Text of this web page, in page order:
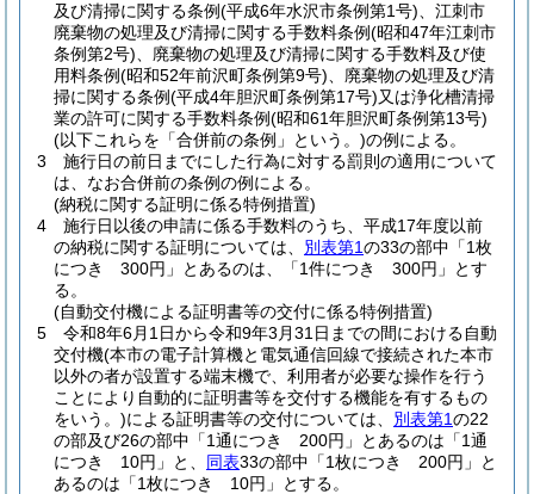
及び清掃に関する条例(平成6年水沢市条例第1号) 、江刺市
廃棄物の処理及び清掃に関する手数料条例(昭和47年江刺市
条例第2号) 、廃棄物の処理及び清掃に関する手数料及び使
用料条例(昭和52年前沢町条例第9号) 、廃棄物の処理及び清
掃に関する条例(平成4年胆沢町条例第17号)又は浄化槽清掃
業の許可に関する手数料条例(昭和61年胆沢町条例第13号)
(以下これらを「合併前の条例」という。)の例による。
3
施行日の前日までにした行為に対する罰則の適用について
は、なお合併前の条例の例による。
(納税に関する証明に係る特例措置)
4
施行日以後の申請に係る手数料のうち、平成17年度以前
の納税に関する証明については、 別表第1の33の部中「1枚
につき 300円」とあるのは、「1件につき 300円」とす
る。
(自動交付機による証明書等の交付に係る特例措置)
5
令和8年6月1日から令和9年3月31日までの間における自動
交付機(本市の電子計算機と電気通信回線で接続された本市
以外の者が設置する端末機で、利用者が必要な操作を行う
ことにより自動的に証明書等を交付する機能を有するもの
をいう。)による証明書等の交付については、 別表第1の22
の部及び26の部中「1通につき 200円」とあるのは「1通
につき 10円」と、 同表33の部中「1枚につき 200円」と
あるのは「1枚につき 10円」とする。